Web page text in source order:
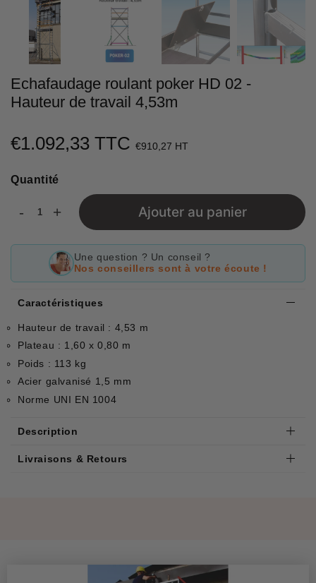
Echafaudage roulant poker HD 02 -
Hauteur de travail 4,53m
€1.092,33 TTC €910,27 HT
price
Quantité
- + Ajouter au panier
Une question ? Un conseil ?
Nos conseillers sont à votre écoute !
Caractéristiques
Hauteur de travail : 4,53 m
Plateau : 1,60 x 0,80 m
Poids : 113 kg
Acier galvanisé 1,5 mm
Norme UNI EN 1004
Description
Livraisons & Retours